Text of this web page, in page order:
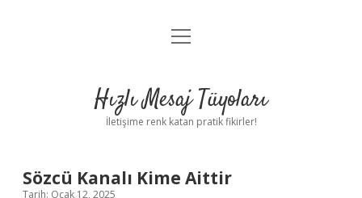
Anasayfa
Yasal Uyarı
menüyü
Hızlı Mesaj Tüyoları
İletişime renk katan pratik fikirler!
Sözcü Kanalı Kime Aittir
Tarih: Ocak 12, 2025